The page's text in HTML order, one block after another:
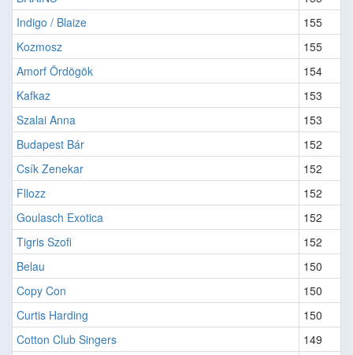
Indigo / Blaize
155
Kozmosz
155
Amorf Ördögök
154
Kafkaz
153
Szalai Anna
153
Budapest Bár
152
Csík Zenekar
152
Fllozz
152
Goulasch Exotica
152
Tigris Szofi
152
Belau
150
Copy Con
150
Curtis Harding
150
Cotton Club Singers
149